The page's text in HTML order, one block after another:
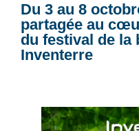
Du 3 au 8
partagée au
du festival de la
Inventerre